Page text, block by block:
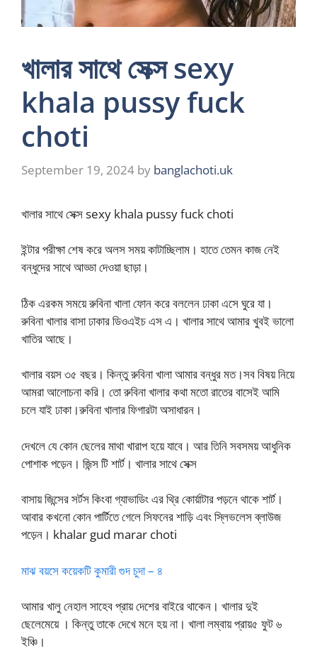
খালার সাথে সেক্স sexy
khala pussy fuck
choti
September 19, 2024 by banglachoti.uk
খালার সাথে সেক্স sexy khala pussy fuck choti
ইন্টার পরীক্ষা শেষ করে অলস সময় কাটাচ্ছিলাম। হাতে তেমন কাজ নেই
বন্ধুদের সাথে আড্ডা দেওয়া ছাড়া।
ঠিক এরকম সময়ে রুবিনা খালা ফোন করে বললেন ঢাকা এসে ঘুরে যা।
রুবিনা খালার বাসা ঢাকার ডিওএইচ এস এ। খালার সাথে আমার খুবই ভালো
খাতির আছে।
খালার বয়স ৩৫ বছর। কিন্তু রুবিনা খালা আমার বন্ধুর মত।সব বিষয় নিয়ে
আমরা আলোচনা করি। তো রুবিনা খালার কথা মতো রাতের বাসেই আমি
চলে যাই ঢাকা।রুবিনা খালার ফিগারটা অসাধারন।
দেখলে যে কোন ছেলের মাথা খারাপ হয়ে যাবে। আর তিনি সবসময় আধুনিক
পোশাক পড়েন। জিন্স টি শার্ট। খালার সাথে সেক্স
বাসায় জিন্সের সর্টস কিংবা গ্যাভাডিং এর থ্রি কোর্য়াটার পড়নে থাকে শার্ট।
আবার কখনো কোন পার্টিতে গেলে সিফনের শাড়ি এবং স্লিভলেস ব্লাউজ
পড়েন। khalar gud marar choti
মাঝ বয়সে কয়েকটি কুমারী গুদ চুদা – ৪
আমার খালু নেহাল সাহেব প্রায় দেশের বাইরে থাকেন। খালার দুই
ছেলেমেয়ে । কিন্তু তাকে দেখে মনে হয় না। খালা লম্বায় প্রায়৫ ফুট ৬
ইঞ্চি।